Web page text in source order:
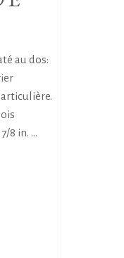
au dos:
8 in.